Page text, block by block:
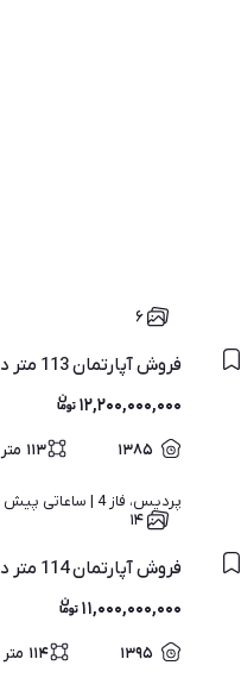
۶
فروش آپارتمان 113 متر در فاز 4
۱۲,۲۰۰,۰۰۰,۰۰۰
۱۳۸۵ ۱۱۳ متر
پردیس، فاز 4 |
ساعاتی پیش
۱۴
فروش آپارتمان 114 متر در فاز 4
۱۱,۰۰۰,۰۰۰,۰۰۰
۱۳۹۵ ۱۱۴ متر